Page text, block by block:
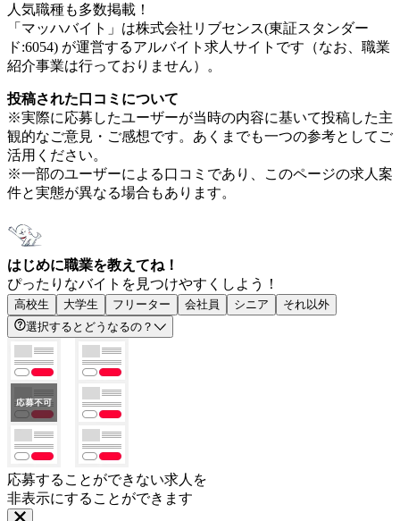
人気職種も多数掲載！
「マッハバイト」は株式会社リブセンス(東証スタンダー
ド:6054) が運営するアルバイト求人サイトです（なお、職業
紹介事業は行っておりません）。
投稿された口コミについて
※実際に応募したユーザーが当時の内容に基いて投稿した主
観的なご意見・ご感想です。あくまでも一つの参考としてご
活用ください。
※一部のユーザーによる口コミであり、このページの求人案
件と実態が異なる場合もあります。
はじめに職業を教えてね！
ぴったりなバイトを見つけやすくしよう！
高校生 大学生 フリーター 会社員 シニア
それ以外
選択するとどうなるの？
応募することができない求人を
非表示にすることができます